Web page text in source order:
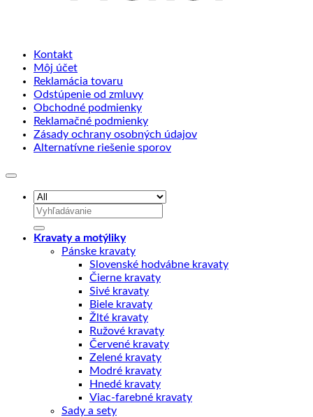
Kontakt
Môj účet
Reklamácia tovaru
Odstúpenie od zmluvy
Obchodné podmienky
Reklamačné podmienky
Zásady ochrany osobných údajov
Alternatívne riešenie sporov
Hľadať:
Kravaty a motýliky
Pánske kravaty
Slovenské hodvábne kravaty
Čierne kravaty
Sivé kravaty
Biele kravaty
Žlté kravaty
Ružové kravaty
Červené kravaty
Zelené kravaty
Modré kravaty
Hnedé kravaty
Viac-farebné kravaty
Sady a sety